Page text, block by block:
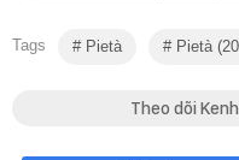
Tags Pietà Pietà
Theo dõi